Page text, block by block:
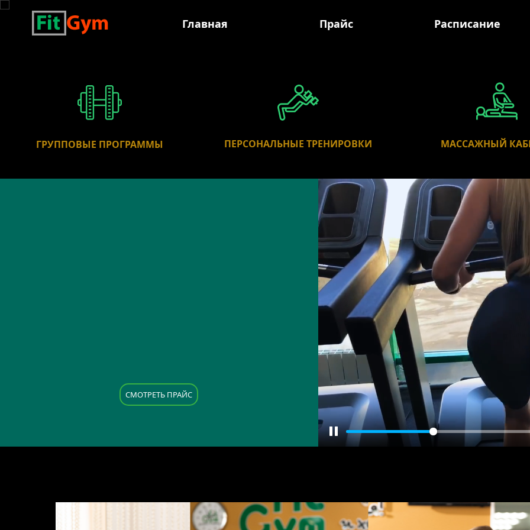
Главная Прайс Расписание
ГРУППОВЫЕ ПРОГРАММЫ ПЕРСОНАЛЬНЫЕ ТРЕНИРОВКИ МАССАЖНЫЙ
CМОТРЕТЬ ПРАЙС
Pause